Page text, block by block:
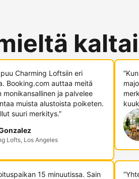
Charming Loftsiin eri
Booking.com auttaa meitä
monikansallinen ja palvelee
muista alustoista poiketen.
suuri merkitys.”
Lofts, Los Angeles
15 minuutissa. Sain